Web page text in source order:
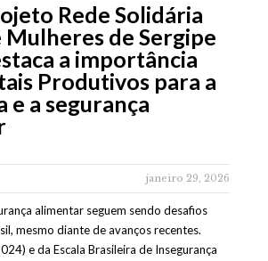
Rede Solidária
Mulheres de Sergipe
a importância
Produtivos para a
e a segurança
janeiro 29, 2026
alimentar seguem sendo desafios
mesmo diante de avanços recentes.
e da Escala Brasileira de Insegurança